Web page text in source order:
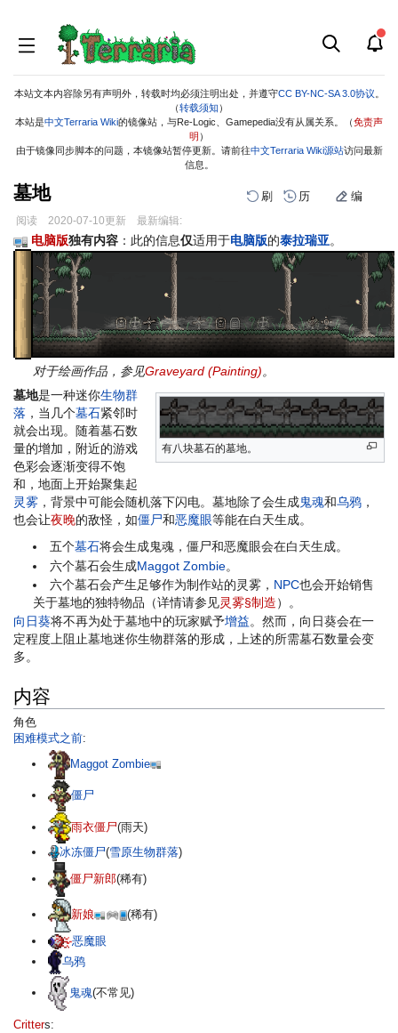
本站文本内容除另有声明外，转载时均必须注明出处，并遵守CC BY-NC-SA 3.0协议
（转载须知 ）
本站是中文Terraria Wiki的镜像站，与Re-Logic、Gamepedia没有从属关系。（免责声
明 ）
由于镜像同步脚本的问题，本镜像站暂停更新。请前往中文Terraria Wiki源站访问最新
信息。
墓地 刷 历 编
阅读 2020-07-10更新 最新编辑:
跳
导
航
跳
搜
索
电脑版独有内容 ：此的信息仅适用于电脑版的泰拉瑞亚。
对于绘画作品，参见Graveyard (Painting)。
有八块墓石的墓地。
墓地是一种迷你生物群
落 ，当几个墓石紧邻时
就会出现。随着墓石数
量的增加，附近的游戏
色彩会逐渐变得不饱
和，地面上开始聚集起
灵雾 ，背景中可能会随机落下闪电。墓地除了会生成鬼魂和乌鸦 ，
也会让夜晚的敌怪，如僵尸和恶魔眼等能在白天生成。
五个墓石将会生成鬼魂，僵尸和恶魔眼会在白天生成。
六个墓石会生成Maggot Zombie。
六个墓石会产生足够作为制作站的灵雾， NPC也会开始销售
关于墓地的独特物品（详情请参见灵雾§制造）。
向日葵将不再为处于墓地中的玩家赋予增益。然而，向日葵会在一
定程度上阻止墓地迷你生物群落的形成，上述的所需墓石数量会变
多。
内容
角色
困难模式之前:
Maggot Zombie
僵尸
雨衣僵尸(雨天)
冰冻僵尸(雪原生物群落)
僵尸新郎(稀有)
新娘
(稀有)
恶魔眼
乌鸦
鬼魂(不常见)
Critters: